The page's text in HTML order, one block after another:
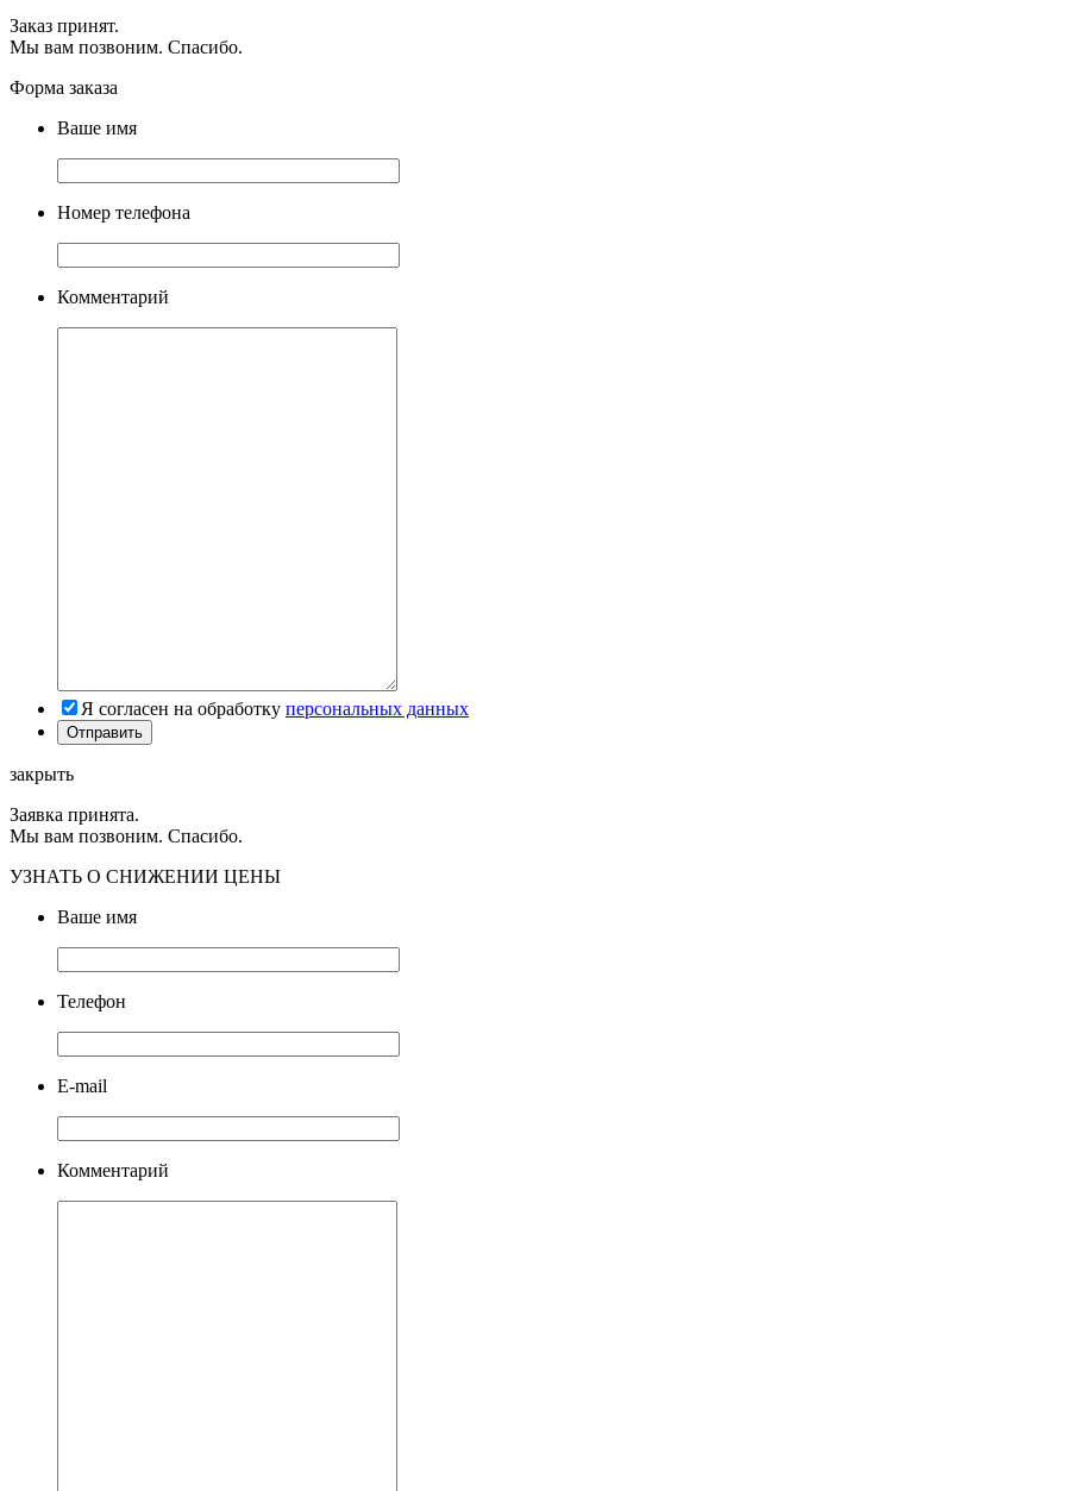
Заказ принят.
Мы вам позвоним. Спасибо.
Форма заказа
Ваше имя
Номер телефона
Комментарий
Я согласен на обработку персональных данных
закрыть
Заявка принята.
Мы вам позвоним. Спасибо.
УЗНАТЬ О СНИЖЕНИИ ЦЕНЫ
Ваше имя
Телефон
E-mail
Комментарий